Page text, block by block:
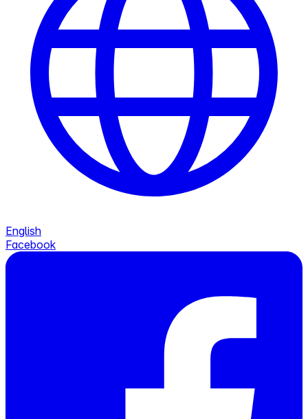
English
Facebook